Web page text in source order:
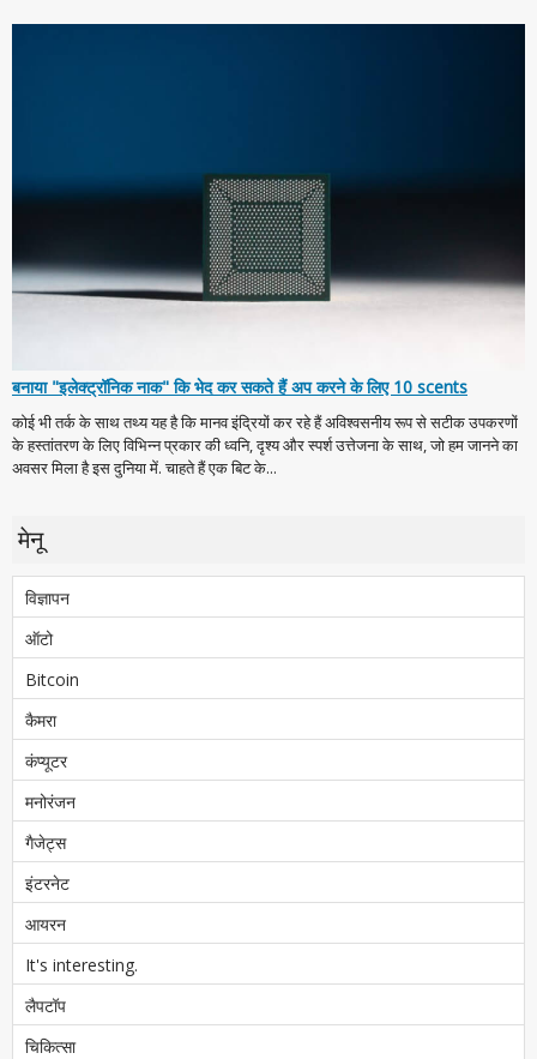
बनाया "इलेक्ट्रॉनिक नाक" कि भेद कर सकते हैं अप करने के लिए 10 scents
कोई भी तर्क के साथ तथ्य यह है कि मानव इंद्रियों कर रहे हैं अविश्वसनीय रूप से सटीक उपकरणों
के हस्तांतरण के लिए विभिन्न प्रकार की ध्वनि, दृश्य और स्पर्श उत्तेजना के साथ, जो हम जानने का
अवसर मिला है इस दुनिया में. चाहते हैं एक बिट के...
मेनू
विज्ञापन
ऑटो
Bitcoin
कैमरा
कंप्यूटर
मनोरंजन
गैजेट्स
इंटरनेट
आयरन
It's interesting.
लैपटॉप
चिकित्सा